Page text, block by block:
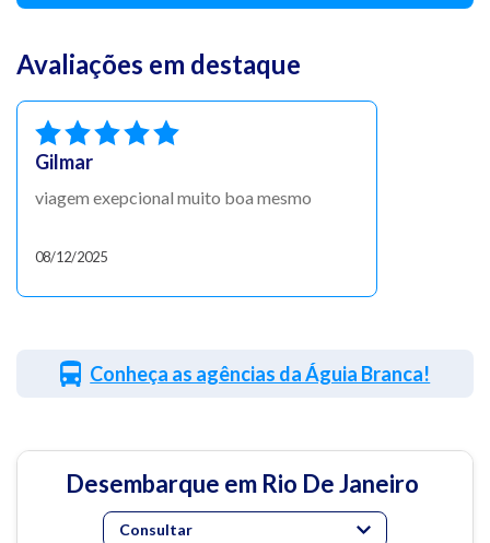
Avaliações em destaque
Gilmar
viagem exepcional muito boa mesmo
08/12/2025
Conheça as agências da Águia Branca!
Desembarque em Rio De Janeiro
Consultar